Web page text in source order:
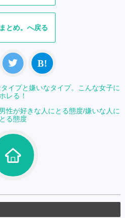
イプと嫌いなタイプ。こんな女子に
レる！
性が好きな人にとる態度/嫌いな人に
とる態度